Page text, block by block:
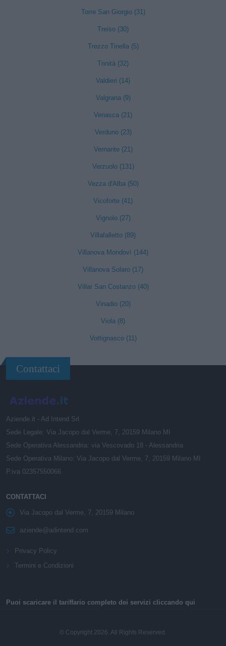
Torre San Giorgio (31)
Treiso (30)
Trezzo Tinella (5)
Trinità (32)
Valdieri (14)
Valgrana (9)
Venasca (21)
Verduno (23)
Vernante (21)
Verzuolo (131)
Vezza d'Alba (50)
Vicoforte (41)
Vignolo (27)
Villafalletto (89)
Villanova Mondovì (144)
Villanova Solaro (17)
Villar San Costanzo (40)
Vinadio (20)
Viola (8)
Vottignasco (11)
Contattaci
Aziende.it - Ad Intend Srl
Sede Legale: Via Jacopo dal Verme, 7, 20159 Milano MI
Sede Operativa Alessandria: via Vescovado 18 - Alessandria
Sede Operativa Milano: Via Jacopo dal Verme, 7, 20159 Milano MI
P.iva 02357550066
CONTATTACI
Via Jacopo dal Verme, 7, 20159 Milano
aziende@adintend.com
Privacy Policy
Termini e Condizioni
Puoi scaricare il tariffario completo dei servizi cliccando qui
© Copyright 2026. All Rights Reserved.